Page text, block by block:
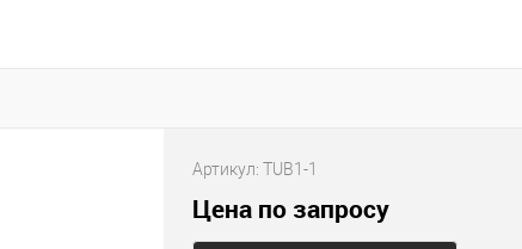
Артикул: TUB1-1
Цена по запросу